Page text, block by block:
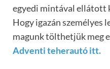
egyedi mintával ellátott
Hogy igazán személyes
magunk tölthetjük meg
Adventi teherautó itt.